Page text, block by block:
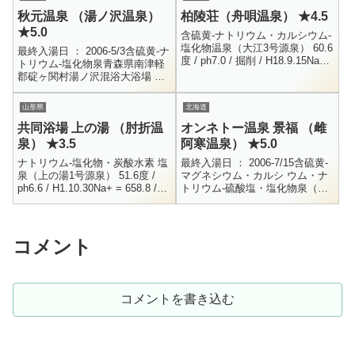
秋元温泉 （湯ノ沢温泉）
★5.0
最終入湯日 ： 2006-5/3含硫黄-ナ
トリウム-塩化物泉青森県南津軽
郡碇ヶ関村湯ノ沢混浴大浴場 ・
男女別小浴場0172-45-2137入浴
： 300円2005年のゴールデン...
柏陵荘（舟唄温泉） ★4.5
含硫黄-ナトリウム・カルシウム-
塩化物温泉（大江3号源泉） 60.6
度 / ph7.0 / 掘削 / H18.9.15Na+
山形県
共同浴場 上の湯 （肘折温
泉） ★3.5
ナトリウム-塩化物・炭酸水素 塩
泉（上の湯1号源泉） 51.6度 /
ph6.6 / H1.10.30Na+ = 658.8 /
Mg++ = 22.4 / Ca++ = 74.9...
北海道
オンネトー温泉 景福 （雌
阿寒温泉） ★5.0
最終入湯日 ： 2006-7/15含硫黄-
マグネシウム・カルシ ウム・ナ
トリウム-硫酸塩・塩化物泉（源
泉名：景福） 41.1度 / ph5.6 /
コメント
コメントを書き込む